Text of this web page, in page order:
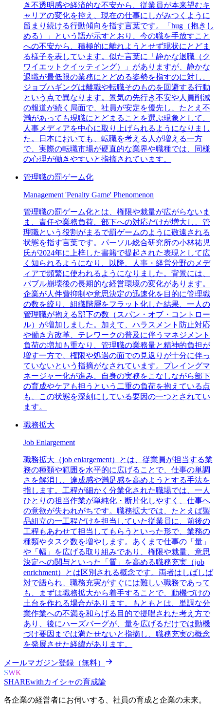
き不透明感や経済的な不安から、従業員が本来望むキ
ャリアの変化を控え、現在の仕事にしがみつくように
留まり続ける行動傾向を指す言葉です。「hug（抱きし
める）」という語が示すとおり、今の職を手放すこと
への不安から、積極的に離れようとせず現状にとどま
る様子を表しています。似た言葉に「静かな退職（ク
ワイエットクイッティング）」がありますが、静かな
退職が最低限の業務にとどめる姿勢を指すのに対し、
ジョブハギングは離職や転職そのものを回避する行動
という点で異なります。景気の先行き不安や人員削減
の報道が続く局面で、社員が安定を優先し、たとえ不
満があっても現職にとどまることを選ぶ現象として、
人事メディアを中心に取り上げられるようになりまし
た。日本においても、転職を考える人が増える一方
で、実際の転職市場が硬直的な業界や職種では、同様
の心理が働きやすいと指摘されています。
管理職の罰ゲーム化
Management 'Penalty Game' Phenomenon
管理職の罰ゲーム化とは、権限や裁量が広がらないま
ま、責任や業務負荷、部下への対応だけが増大し、管
理職という役割がまるで罰ゲームのように敬遠される
状態を指す言葉です。パーソル総合研究所の小林祐児
氏が2024年に上梓した書籍で提起された表現として広
く知られるようになり、以降、人事・経営分野のメデ
ィアで頻繁に使われるようになりました。背景には、
バブル崩壊後の長期的な経営環境の変化があります。
企業が人件費抑制や意思決定の迅速化を目的に管理職
の数を絞り、組織階層をフラット化した結果、一人の
管理職が抱える部下の数（スパン・オブ・コントロー
ル）が増加しました。加えて、ハラスメント防止対応
や働き方改革、テレワークの普及に伴うマネジメント
負荷の増加も重なり、管理職の業務量と精神的負担が
増す一方で、権限や処遇の面での見返りが十分に伴っ
ていないという指摘がなされています。プレイングマ
ネージャー化が進み、自身の実務をこなしながら部下
の育成やケアも担うという二重の負荷を抱えている点
も、この状態を深刻にしている要因の一つとされてい
ます。
職務拡大
Job Enlargement
職務拡大（job enlargement）とは、従業員が担当する業
務の種類や範囲を水平的に広げることで、仕事の単調
さを解消し、達成感や満足感を高めようとする手法を
指します。工程が細かく分業化された職場では、一人
ひとりの担当作業が単純化・断片化しやすく、仕事へ
の意欲が失われがちです。職務拡大では、たとえば製
品組立の一工程だけを担当していた従業員に、前後の
工程もあわせて担当してもらうといった形で、業務の
種類やタスク数を増やします。あくまで仕事の「量」
や「幅」を広げる取り組みであり、権限や裁量、意思
決定への関与といった「質」を高める職務充実（job
enrichment）とは区別される概念です。両者はしばしば
対で語られ、職務充実がすぐには難しい職務であって
も、まずは職務拡大から着手することで、動機づけの
土台を作れる場合があります。もともとは、単調な分
業作業への不満を和らげる目的で提唱された考え方で
あり、後にハーズバーグが、量を広げるだけでは動機
づけ要因までは満たせないと指摘し、職務充実の概念
を発展させた経緯があります。
メールマガジン登録（無料）
SWK
SHAREwithカイシャの育成論
各企業の経営者にお伺いする、 社員の育成と企業の未来。